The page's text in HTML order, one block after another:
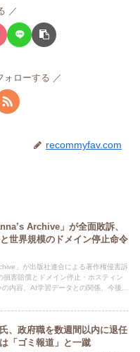
ォローする
recommyfav.com
Archive」が全面敗訴、
世界規模のドメイン停止命令
」が出版社連合による著作権侵害訴
害賠償とドメイン停止・ホスティン
内容、AI学習データとの関係、今後の
、政府職を数週間以内に退任
「ゴミ報道」と一蹴